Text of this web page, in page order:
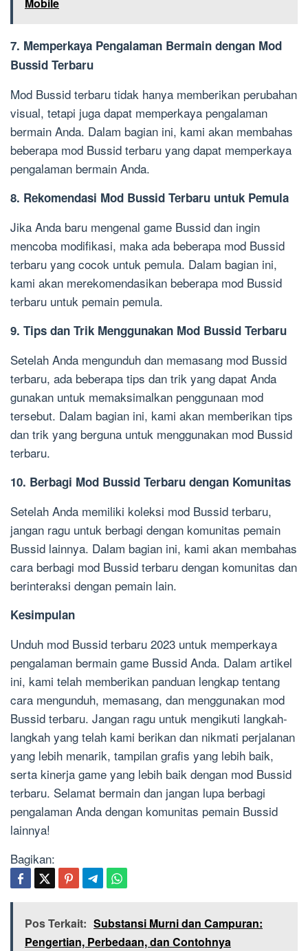
Mobile
7. Memperkaya Pengalaman Bermain dengan Mod
Bussid Terbaru
Mod Bussid terbaru tidak hanya memberikan perubahan
visual, tetapi juga dapat memperkaya pengalaman
bermain Anda. Dalam bagian ini, kami akan membahas
beberapa mod Bussid terbaru yang dapat memperkaya
pengalaman bermain Anda.
8. Rekomendasi Mod Bussid Terbaru untuk Pemula
Jika Anda baru mengenal game Bussid dan ingin
mencoba modifikasi, maka ada beberapa mod Bussid
terbaru yang cocok untuk pemula. Dalam bagian ini,
kami akan merekomendasikan beberapa mod Bussid
terbaru untuk pemain pemula.
9. Tips dan Trik Menggunakan Mod Bussid Terbaru
Setelah Anda mengunduh dan memasang mod Bussid
terbaru, ada beberapa tips dan trik yang dapat Anda
gunakan untuk memaksimalkan penggunaan mod
tersebut. Dalam bagian ini, kami akan memberikan tips
dan trik yang berguna untuk menggunakan mod Bussid
terbaru.
10. Berbagi Mod Bussid Terbaru dengan Komunitas
Setelah Anda memiliki koleksi mod Bussid terbaru,
jangan ragu untuk berbagi dengan komunitas pemain
Bussid lainnya. Dalam bagian ini, kami akan membahas
cara berbagi mod Bussid terbaru dengan komunitas dan
berinteraksi dengan pemain lain.
Kesimpulan
Unduh mod Bussid terbaru 2023 untuk memperkaya
pengalaman bermain game Bussid Anda. Dalam artikel
ini, kami telah memberikan panduan lengkap tentang
cara mengunduh, memasang, dan menggunakan mod
Bussid terbaru. Jangan ragu untuk mengikuti langkah-
langkah yang telah kami berikan dan nikmati perjalanan
yang lebih menarik, tampilan grafis yang lebih baik,
serta kinerja game yang lebih baik dengan mod Bussid
terbaru. Selamat bermain dan jangan lupa berbagi
pengalaman Anda dengan komunitas pemain Bussid
lainnya!
Bagikan:
Pos Terkait: Substansi Murni dan Campuran:
Pengertian, Perbedaan, dan Contohnya